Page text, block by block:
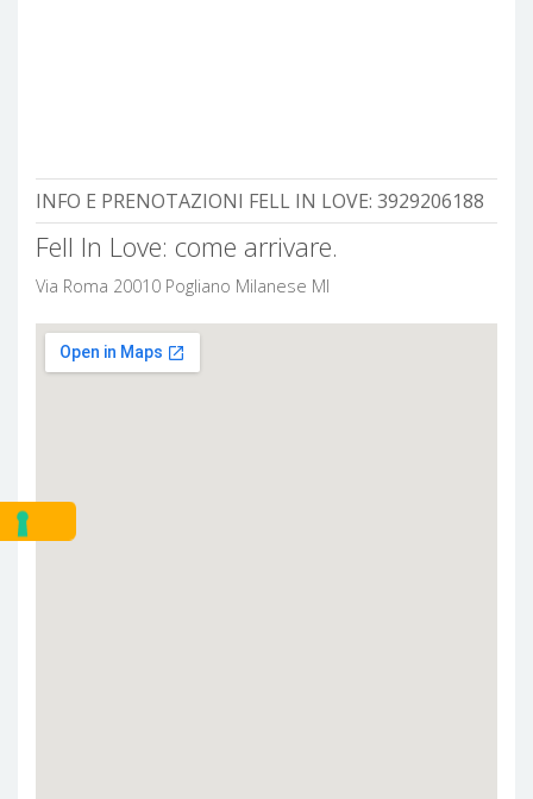
INFO E PRENOTAZIONI FELL IN LOVE: 3929206188
Fell In Love: come arrivare.
Via Roma 20010 Pogliano Milanese MI